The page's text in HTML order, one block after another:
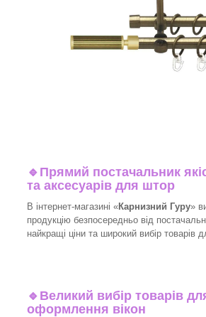
🔹 Прямий постачальник
та аксесуарів для штор
В інтернет-магазині «Карнизний Гуру»
продукцію безпосередньо від
найкращі ціни та широкий вибір товарів
🔹 Великий вибір товарів
оформлення вікон